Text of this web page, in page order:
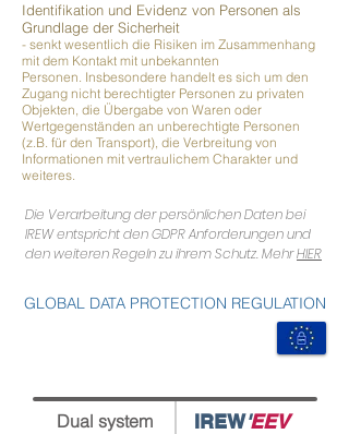
Identifikation und Evidenz von Personen als
Grundlage der Sicherheit
- senkt wesentlich die Risiken im Zusammenhang
mit dem Kontakt mit unbekannten
Personen. Insbesondere handelt es sich um den
Zugang nicht berechtigter Personen zu privaten
Objekten, die Übergabe von Waren oder
Wertgegenständen an unberechtigte Personen
(z.B. für den Transport), die Verbreitung von
Informationen mit vertraulichem Charakter und
weiteres.
Die Verarbeitung der persönlichen Daten bei
IREW entspricht den GDPR Anforderungen und
den weiteren Regeln zu ihrem Schutz. MehrHIER
GLOBAL DATA PROTECTION REGULATION
IREW'EEV
Dual system